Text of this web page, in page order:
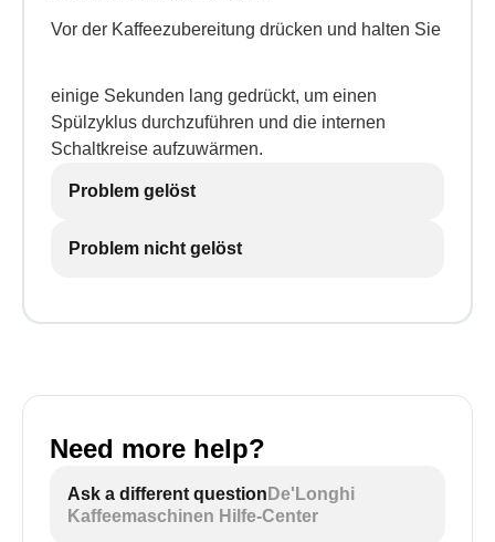
Vor der Kaffeezubereitung drücken und halten Sie
einige Sekunden lang gedrückt, um einen
Spülzyklus durchzuführen und die internen
Schaltkreise aufzuwärmen.
Problem gelöst
Problem nicht gelöst
Need more help?
Ask a different question De'Longhi
Kaffeemaschinen Hilfe-Center